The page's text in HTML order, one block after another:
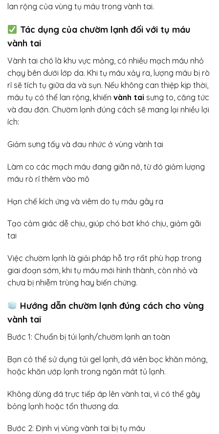
lan rộng của vùng tụ máu trong vành tai.
Tác dụng của chườm lạnh đối với tụ máu
vành tai
Vành tai chó là khu vực mỏng, có nhiều mạch máu nhỏ
chạy bên dưới lớp da. Khi tụ máu xảy ra, lượng máu bị rò
rỉ sẽ tích tụ giữa da và sụn. Nếu không can thiệp kịp thời,
máu tụ có thể lan rộng, khiến vành tai sưng to, căng tức
và đau đớn. Chườm lạnh đúng cách sẽ mang lại nhiều lợi
ích:
Giảm sưng tấy và đau nhức ở vùng vành tai
Làm co các mạch máu đang giãn nở, từ đó giảm lượng
máu rò rỉ thêm vào mô
Hạn chế kích ứng và viêm do tụ máu gây ra
Tạo cảm giác dễ chịu, giúp chó bớt khó chịu, giảm gãi
tai
Việc chườm lạnh là giải pháp hỗ trợ rất phù hợp trong
giai đoạn sớm, khi tụ máu mới hình thành, còn nhỏ và
chưa bị nhiễm trùng hay biến chứng.
Hướng dẫn chườm lạnh đúng cách cho vùng
vành tai
Bước 1: Chuẩn bị túi lạnh/chườm lạnh an toàn
Bạn có thể sử dụng túi gel lạnh, đá viên bọc khăn mỏng,
hoặc khăn ướp lạnh trong ngăn mát tủ lạnh.
Không dùng đá trực tiếp áp lên vành tai, vì có thể gây
bỏng lạnh hoặc tổn thương da.
Bước 2: Định vị vùng vành tai bị tụ máu